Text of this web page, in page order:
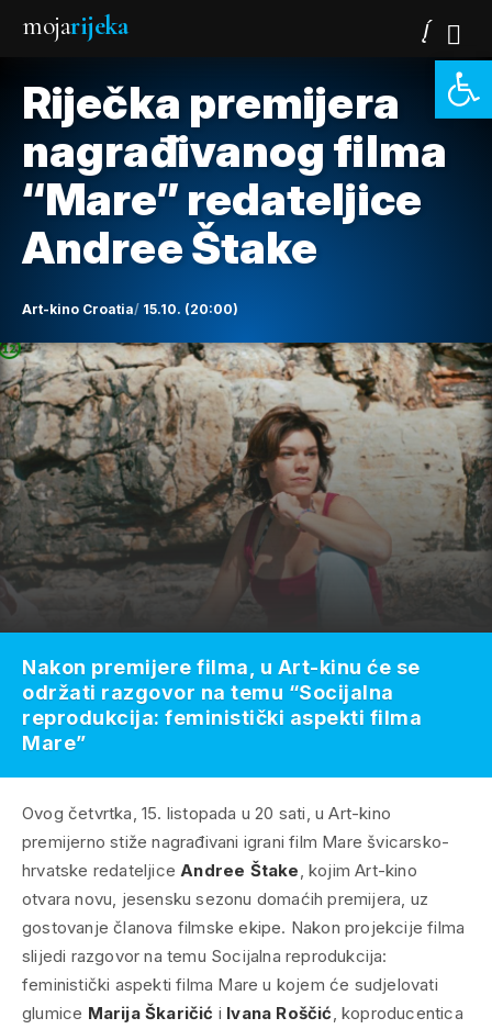
mojarijeka
Riječka premijera
nagrađivanog filma
“Mare” redateljice
Andree Štake
Art-kino Croatia 15.10. (20:00)
Ovog četvrtka, 15. listopada u 20 sati, u Art-kino
premijerno stiže nagrađivani igrani film Mare švicarsko-
hrvatske redateljice Andree Štake , kojim Art-kino
otvara novu, jesensku sezonu domaćih premijera, uz
gostovanje članova filmske ekipe. Nakon projekcije filma
slijedi razgovor na temu Socijalna reprodukcija:
feministički aspekti filma Mare u kojem će sudjelovati
glumice Marija Škaričić i Ivana Roščić , koproducentica
Nakon premijere filma, u Art-kinu će se
održati razgovor na temu “Socijalna
reprodukcija: feministički aspekti filma
Mare”